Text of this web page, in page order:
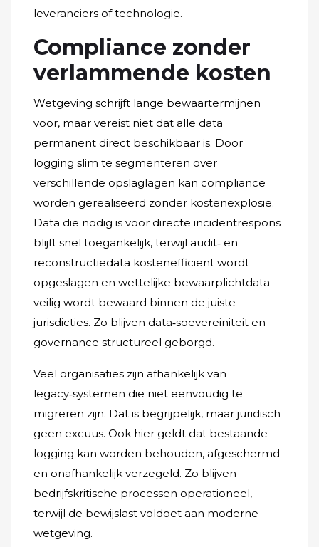
leveranciers of technologie.
Compliance zonder
verlammende kosten
Wetgeving schrijft lange bewaartermijnen
voor, maar vereist niet dat alle data
permanent direct beschikbaar is. Door
logging slim te segmenteren over
verschillende opslaglagen kan compliance
worden gerealiseerd zonder kostenexplosie.
Data die nodig is voor directe incidentrespons
blijft snel toegankelijk, terwijl audit‑ en
reconstructiedata kostenefficiënt wordt
opgeslagen en wettelijke bewaarplichtdata
veilig wordt bewaard binnen de juiste
jurisdicties. Zo blijven data‑soevereiniteit en
governance structureel geborgd.
Veel organisaties zijn afhankelijk van
legacy‑systemen die niet eenvoudig te
migreren zijn. Dat is begrijpelijk, maar juridisch
geen excuus. Ook hier geldt dat bestaande
logging kan worden behouden, afgeschermd
en onafhankelijk verzegeld. Zo blijven
bedrijfskritische processen operationeel,
terwijl de bewijslast voldoet aan moderne
wetgeving.